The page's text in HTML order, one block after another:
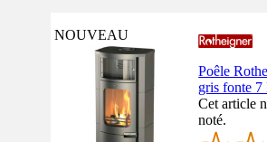
NOUVEAU
Poêle
gris fonte 7
Cet article
noté.